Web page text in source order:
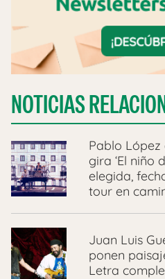
NOTICIAS
Pablo
gira ‘El niño
elegida,
tour en
Juan Luis
ponen
Letra